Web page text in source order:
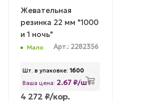
Жевательная
резинка 22 мм "1000
и 1 ночь"
Мало Арт.: 2282356
Шт. в упаковке: 1600
Ваша цена: 2.67 ₽/шт
4 272 ₽/кор.